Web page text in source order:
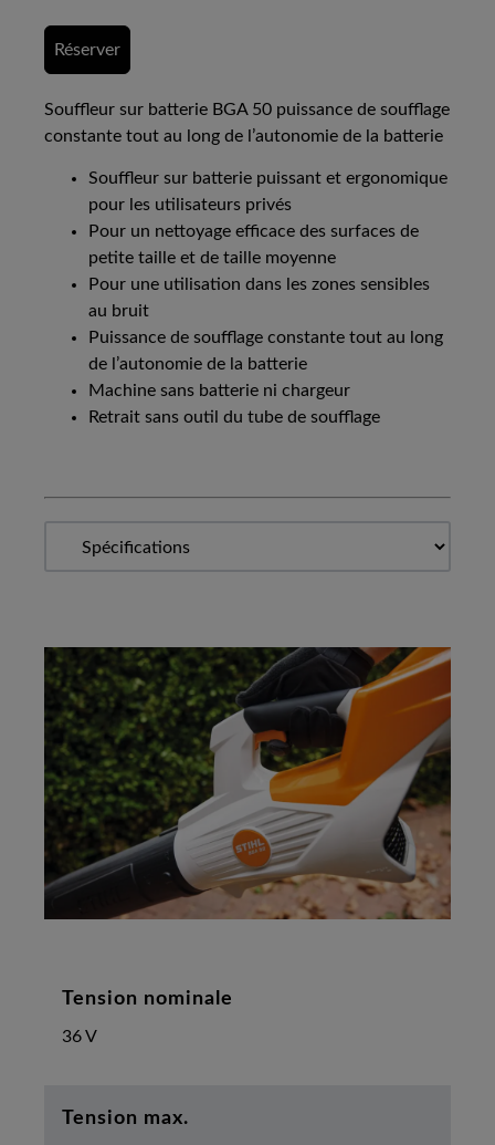
Réserver
Souffleur sur batterie BGA 50 puissance de soufflage
constante tout au long de l’autonomie de la batterie
Souffleur sur batterie puissant et ergonomique
pour les utilisateurs privés
Pour un nettoyage efficace des surfaces de
petite taille et de taille moyenne
Pour une utilisation dans les zones sensibles
au bruit
Puissance de soufflage constante tout au long
de l’autonomie de la batterie
Machine sans batterie ni chargeur
Retrait sans outil du tube de soufflage
Tension nominale
36 V
Tension max.